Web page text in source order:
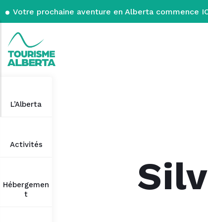
Votre prochaine aventure en Alberta commence
L’Alberta
Activités
Hébergemen
t